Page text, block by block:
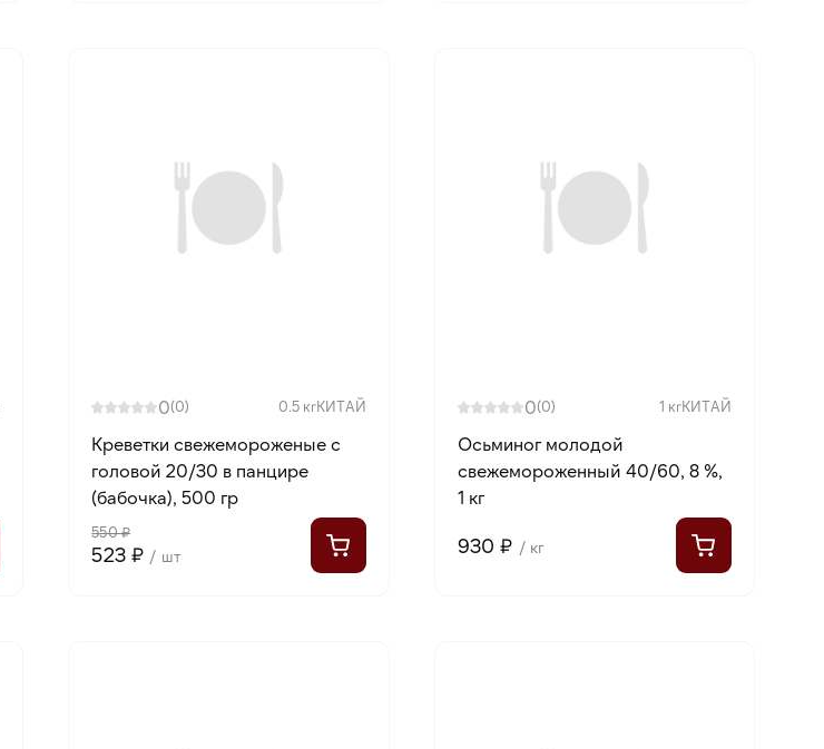
0(0) 0.5 кгКИТАЙ
Креветки свежемороженые с
головой 20/30 в панцире
(бабочка), 500 гр
550 ₽
523 ₽ / шт
0(0) 1 кгКИТАЙ
Осьминог молодой
свежемороженный 40/60, 8 %,
1 кг
930 ₽ / кг